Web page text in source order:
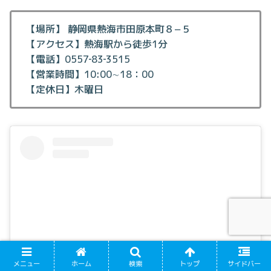
【場所】 静岡県熱海市田原本町８−５
【アクセス】熱海駅から徒歩1分
【電話】0557‐83‐3515
【営業時間】10:00∼18：00
【定休日】木曜日
メニュー ホーム 検索 トップ サイドバー